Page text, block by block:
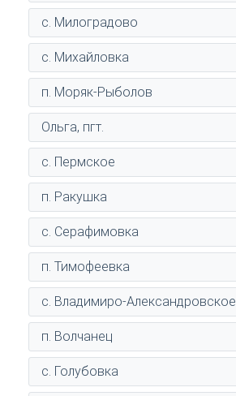
с. Милоградово
с. Михайловка
п. Моряк-Рыболов
Ольга, пгт.
с. Пермское
п. Ракушка
с. Серафимовка
п. Тимофеевка
с. Владимиро-Александровское
п. Волчанец
с. Голубовка